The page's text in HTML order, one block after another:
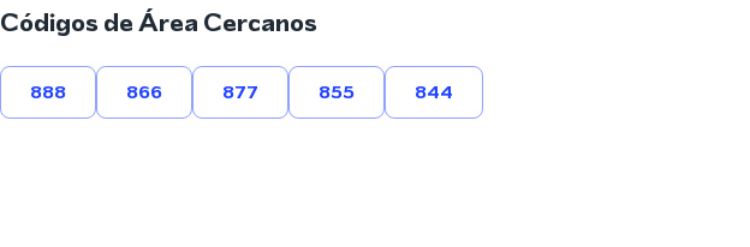
Códigos de Área Cercanos
888 866 877 855 844